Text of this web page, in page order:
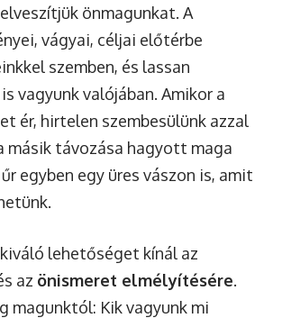
önmagunkat. A
vágyai, céljai előtérbe
szemben, és lassan
vagyunk valójában. Amikor a
ér, hirtelen szembesülünk azzal
másik távozása hagyott maga
egyben egy üres vászon is, amit
lehetőséget kínál az
az önismeret elmélyítésére.
magunktól: Kik vagyunk mi